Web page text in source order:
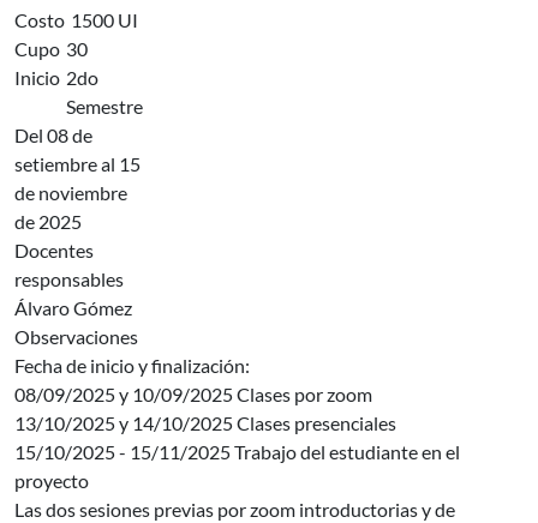
Costo 1500 UI
Cupo 30
Inicio 2do
Semestre
Del 08 de
setiembre al 15
de noviembre
de 2025
Docentes
responsables
Álvaro Gómez
Observaciones
Fecha de inicio y finalización:
08/09/2025 y 10/09/2025 Clases por zoom
13/10/2025 y 14/10/2025 Clases presenciales
15/10/2025 - 15/11/2025 Trabajo del estudiante en el
proyecto
Las dos sesiones previas por zoom introductorias y de